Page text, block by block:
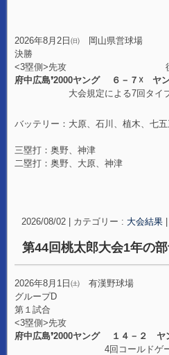
2026年8月2日㈰ 岡山県営球場
決勝
<3塁側>先攻 後攻
府中広島❜2000ヤング ６－７☓ ヤ
大会規定による7回タイブ
バッテリー：大原、石川、植木、
三塁打：奥野、神津
二塁打：奥野、大原、神津
2026/08/02 | カテゴリー : 大会結果 |
第44回桃太郎大会1年の
2026年8月1日㈯ 有漢野球場
グループD
第１試合
<3塁側>先攻
府中広島❜2000ヤング １４－２ ヤ
4回コールドゲー